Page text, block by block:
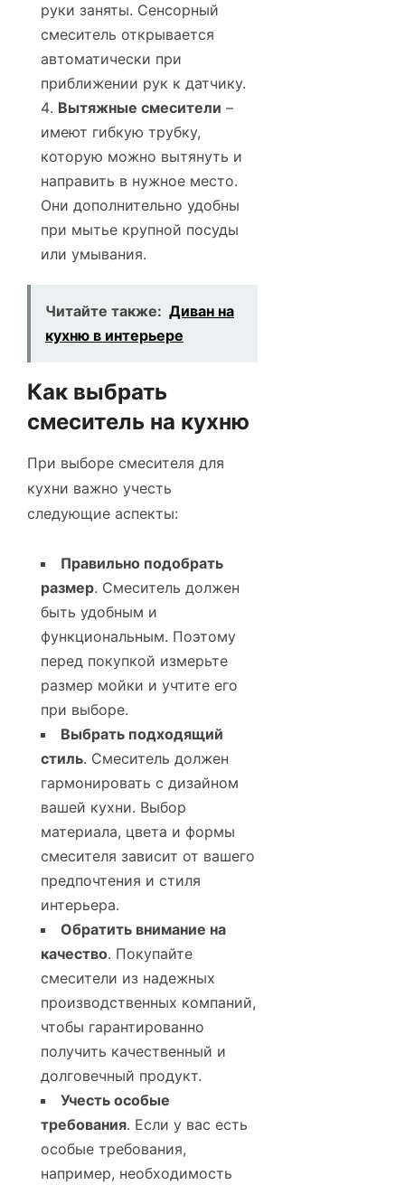
руки заняты. Сенсорный
смеситель открывается
автоматически при
приближении рук к датчику.
Вытяжные смесители –
имеют гибкую трубку,
которую можно вытянуть и
направить в нужное место.
Они дополнительно удобны
при мытье крупной посуды
или умывания.
Читайте также: Диван на
кухню в интерьере
Как выбрать
смеситель на кухню
При выборе смесителя для
кухни важно учесть
следующие аспекты:
Правильно подобрать
размер. Смеситель должен
быть удобным и
функциональным. Поэтому
перед покупкой измерьте
размер мойки и учтите его
при выборе.
Выбрать подходящий
стиль. Смеситель должен
гармонировать с дизайном
вашей кухни. Выбор
материала, цвета и формы
смесителя зависит от вашего
предпочтения и стиля
интерьера.
Обратить внимание на
качество. Покупайте
смесители из надежных
производственных компаний,
чтобы гарантированно
получить качественный и
долговечный продукт.
Учесть особые
требования. Если у вас есть
особые требования,
например, необходимость